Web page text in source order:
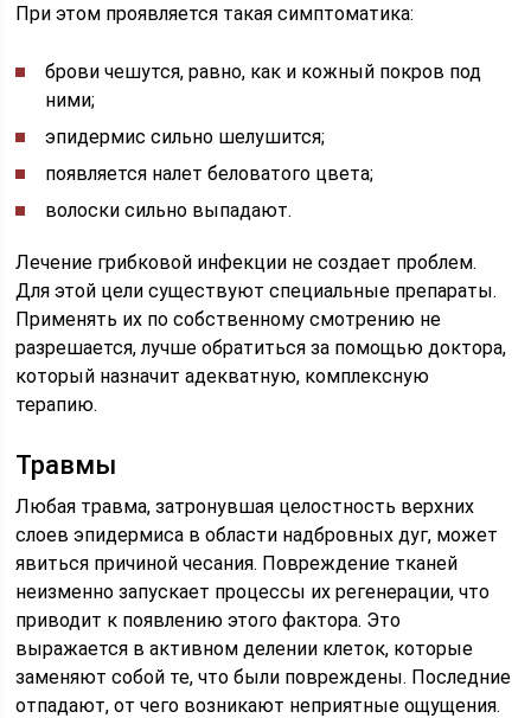
При этом проявляется такая симптоматика:
брови чешутся, равно, как и кожный покров под
ними;
эпидермис сильно шелушится;
появляется налет беловатого цвета;
волоски сильно выпадают.
Лечение грибковой инфекции не создает проблем.
Для этой цели существуют специальные препараты.
Применять их по собственному смотрению не
разрешается, лучше обратиться за помощью доктора,
который назначит адекватную, комплексную
терапию.
Травмы
Любая травма, затронувшая целостность верхних
слоев эпидермиса в области надбровных дуг, может
явиться причиной чесания. Повреждение тканей
неизменно запускает процессы их регенерации, что
приводит к появлению этого фактора. Это
выражается в активном делении клеток, которые
заменяют собой те, что были повреждены. Последние
отпадают, от чего возникают неприятные ощущения.